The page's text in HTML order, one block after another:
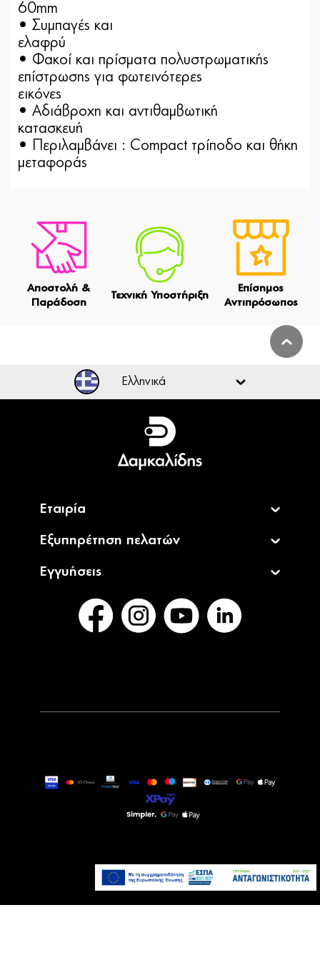
• Συμπαγές και
• Φακοί και πρίσματα πολυστρωματικής
επίστρωσης για φωτεινότερες
• Αδιάβροχη και αντιθαμβωτική
• Περιλαμβάνει : Compact τρίποδο και θήκη
μεταφοράς
Αποστολή &
Παράδοση
Τεχνική Υποστήριξη
Επίσημος
Αντιπρόσωπος
Διαθέσιμο Κατόπιν
349,00€
Ελληνικά
Ελληνικά
English
Εταιρία
Εξυπηρέτηση πελατών
Εγγυήσεις